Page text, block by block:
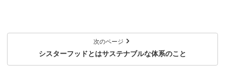
次のページ
シスターフッドとはサステナブルな体系のこと